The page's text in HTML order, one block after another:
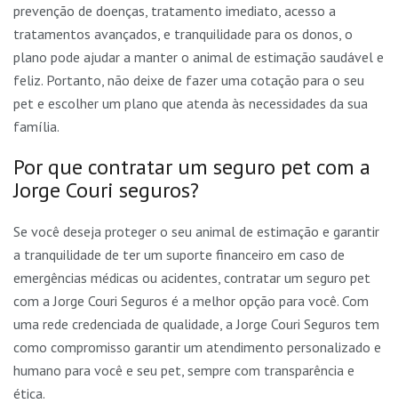
prevenção de doenças, tratamento imediato, acesso a
tratamentos avançados, e tranquilidade para os donos, o
plano pode ajudar a manter o animal de estimação saudável e
feliz. Portanto, não deixe de fazer uma cotação para o seu
pet e escolher um plano que atenda às necessidades da sua
família.
Por que contratar um seguro pet com a
Jorge Couri seguros?
Se você deseja proteger o seu animal de estimação e garantir
a tranquilidade de ter um suporte financeiro em caso de
emergências médicas ou acidentes, contratar um seguro pet
com a Jorge Couri Seguros é a melhor opção para você. Com
uma rede credenciada de qualidade, a Jorge Couri Seguros tem
como compromisso garantir um atendimento personalizado e
humano para você e seu pet, sempre com transparência e
ética.